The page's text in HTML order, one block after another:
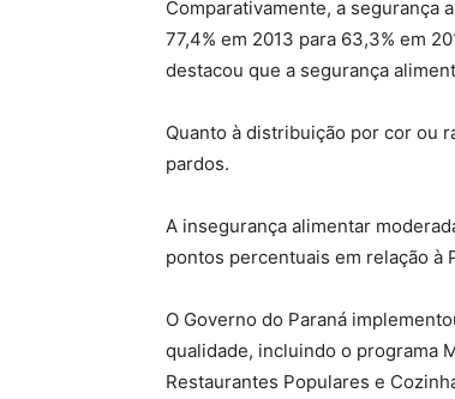
Comparativamente, a segurança
77,4% em 2013 para 63,3% em
destacou que a segurança
Quanto à distribuição por cor ou
pardos.
A insegurança alimentar
pontos percentuais em relação à
O Governo do Paraná
qualidade, incluindo o programa
Restaurantes Populares e